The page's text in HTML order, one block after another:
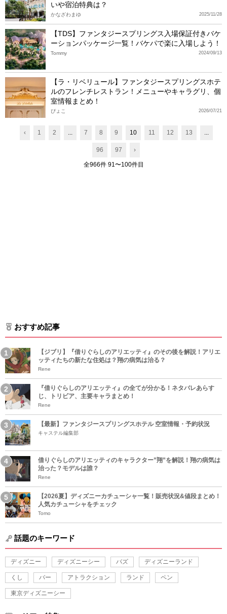
いや宿泊特典は？
2025/11/28
かなざわまゆ
【TDS】ファンタジースプリングス入場保証付きバケ
ーションパッケージ一覧！バケパで楽に入場しよう！
2024/09/13
Tommy
【ラ・リベリュール】ファンタジースプリングスホテ
ルのフレンチレストラン！メニューやキャラグリ、個
室情報まとめ！
2026/07/21
ぴょこ
‹ 1 2 ... 7 8 9 10 11 12 13 ...
96 97 ›
全966件 91〜100件目
おすすめ記事
【ジブリ】『借りぐらしのアリエッティ』のその後を解説！アリエ
ッティたちの新たな住処は？翔の病気は治る？
Rene
『借りぐらしのアリエッティ』の全てが分かる！ネタバレあらす
じ、トリビア、主要キャラまとめ！
Rene
【最新】ファンタジースプリングスホテル 空室情報・予約状況
キャステル編集部
借りぐらしのアリエッティのキャラクター”翔”を解説！翔の病気は
治った？モデルは誰？
Rene
【2026夏】ディズニーカチューシャ一覧！販売状況&値段まとめ！
人気カチューシャをチェック
Tomo
話題のキーワード
ディズニー ディズニーシー バズ ディズニーランド
くし バー アトラクション ランド ペン
東京ディズニーシー